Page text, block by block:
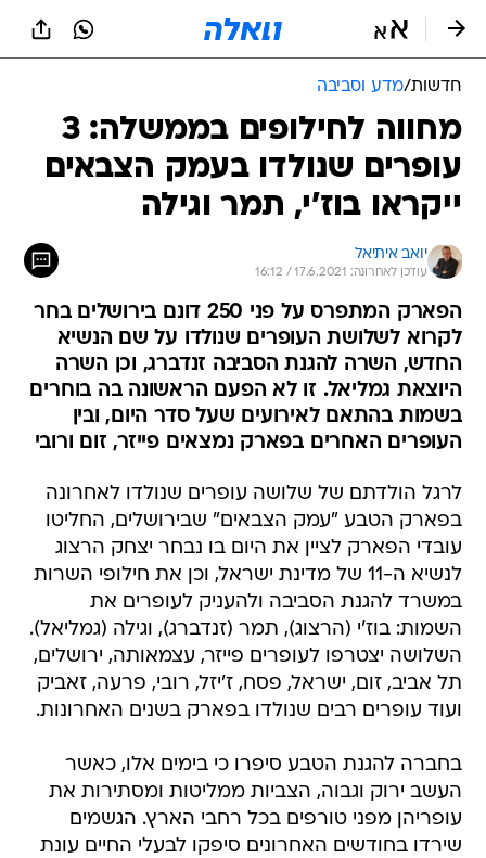
חדשות/מדע וסביבה
מחווה לחילופים בממשלה: 3
עופרים שנולדו בעמק הצבאים
ייקראו בוז'י, תמר וגילה
יואב איתיאל
עודכן לאחרונה: 17.6.2021 / 16:12
הפארק המתפרס על פני 250 דונם בירושלים בחר
לקרוא לשלושת העופרים שנולדו על שם הנשיא
החדש, השרה להגנת הסביבה זנדברג, וכן השרה
היוצאת גמליאל. זו לא הפעם הראשונה בה בוחרים
בשמות בהתאם לאירועים שעל סדר היום, ובין
העופרים האחרים בפארק נמצאים פייזר, זום ורובי
לרגל הולדתם של שלושה עופרים שנולדו לאחרונה
בפארק הטבע "עמק הצבאים" שבירושלים, החליטו
עובדי הפארק לציין את היום בו נבחר יצחק הרצוג
לנשיא ה-11 של מדינת ישראל, וכן את חילופי השרות
במשרד להגנת הסביבה ולהעניק לעופרים את
השמות: בוז'י (הרצוג), תמר (זנדברג), וגילה (גמליאל).
השלושה יצטרפו לעופרים פייזר, עצמאותה, ירושלים,
תל אביב, זום, ישראל, פסח, ז'יזל, רובי, פרעה, זאביק
ועוד עופרים רבים שנולדו בפארק בשנים האחרונות.
בחברה להגנת הטבע סיפרו כי בימים אלו, כאשר
העשב ירוק וגבוה, הצביות ממליטות ומסתירות את
עופריהן מפני טורפים בכל רחבי הארץ. הגשמים
שירדו בחודשים האחרונים סיפקו לבעלי החיים עונת